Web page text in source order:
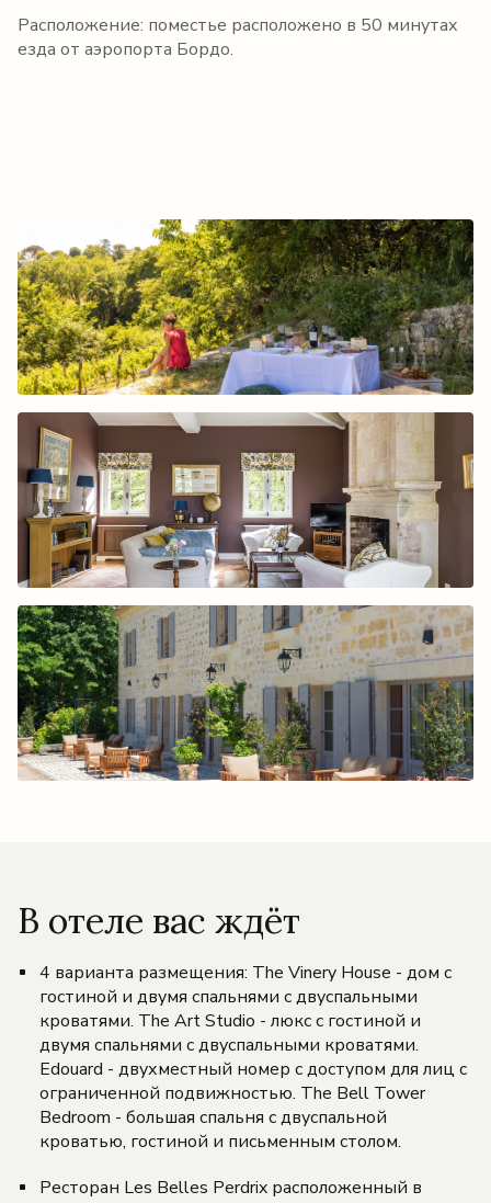
Расположение: поместье расположено в 50 минутах
езда от аэропорта Бордо.
В отеле вас ждёт
4 варианта размещения: The Vinery House - дом с
гостиной и двумя спальнями с двуспальными
кроватями. The Art Studio - люкс с гостиной и
двумя спальнями с двуспальными кроватями.
Edouard - двухместный номер с доступом для лиц с
ограниченной подвижностью. The Bell Tower
Bedroom - большая спальня с двуспальной
кроватью, гостиной и письменным столом.
Ресторан Les Belles Perdrix расположенный в